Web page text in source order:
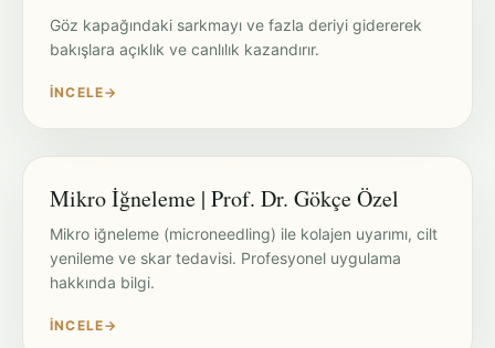
Göz kapağındaki sarkmayı ve fazla deriyi gidererek
bakışlara açıklık ve canlılık kazandırır.
İNCELE→
Mikro İğneleme | Prof. Dr. Gökçe Özel
Mikro iğneleme (microneedling) ile kolajen uyarımı, cilt
yenileme ve skar tedavisi. Profesyonel uygulama
hakkında bilgi.
İNCELE→